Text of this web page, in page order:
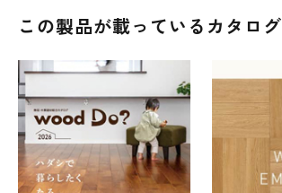
この製品が載っているカタログ